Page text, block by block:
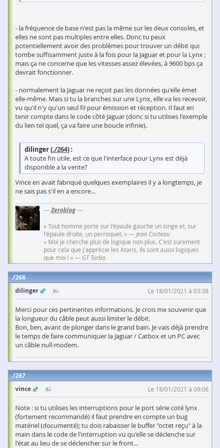
- la fréquence de base n'est pas la même sur les deux consoles, et
elles ne sont pas multiples entre elles. Donc tu peux
potentiellement avoir des problèmes pour trouver un débit qui
tombe suffisamment juste à la fois pour la Jaguar et pour la Lynx ;
mais ça ne concerne que les vitesses assez élevées, à 9600 bps ça
devrait fonctionner.
- normalement la Jaguar ne reçoit pas les données qu'elle émet
elle-même. Mais si tu la branches sur une Lynx, elle va les recevoir,
vu qu'il n'y qu'un seul fil pour émission et réception. Il faut en
tenir compte dans le code côté Jaguar (donc si tu utilises l'exemple
du lien tel quel, ça va faire une boucle infinie).
dilinger (./264) :
A toute fin utile, est ce que l'interface pour Lynx est déjà
disponible a la vente?
Vince en avait fabriqué quelques exemplaires il y a longtemps, je
ne sais pas s'il en a encore...
—Zeroblog—
« Tout homme porte sur l'épaule gauche un singe et, sur
l'épaule droite, un perroquet. » — Jean Cocteau
« Moi je cherche plus de logique non plus. C'est surement
pour cela que j'apprécie les Ataris, ils sont aussi logiques
que moi ! » — GT Turbo
266
dilinger
Le 18/01/2021 à 03:38
Merci pour ces pertinentes informations. Je crois me souvenir que
la longueur du câble peut aussi limiter le débit.
Bon, ben, avant de plonger dans le grand bain. Je vais déjà prendre
le temps de faire communiquer la Jaguar / Catbox et un PC avec
un câble null-modem.
267
vince
Le 18/01/2021 à 09:06
Note : si tu utilises les interruptions pour le port série coté lynx
(fortement recommandé) il faut prendre en compte un bug
matériel (documenté); tu dois rabaisser le buffer "octet reçu" à la
main dans le code de l'interruption vu qu'elle se déclenche sur
l'état au lieu de se déclencher sur le front...